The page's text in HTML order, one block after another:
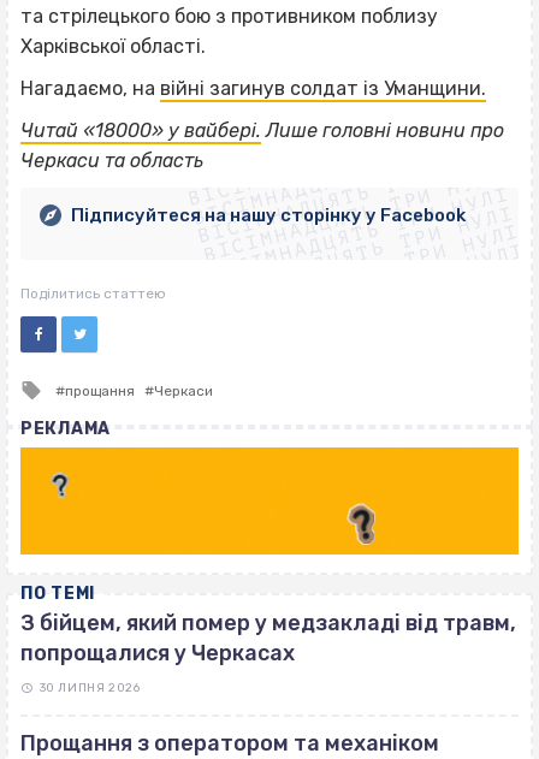
та стрілецького бою з противником поблизу
Харківської області.
Нагадаємо, на війні загинув солдат із Уманщини.
Читай «18000» у вайбері. Лише головні новини про
Черкаси та областьВІСІМНАДЦЯТЬ ТРИ НУЛІ
ВІСІМНАДЦЯТЬ ТРИ НУЛІ
ВІСІМНАДЦЯТЬ ТРИ НУЛІ
ВІСІМНАДЦЯТЬ ТРИ НУЛІ
ВІСІМНАДЦЯТЬ ТРИ НУЛІ
ВІСІМНАДЦЯТЬ ТРИ НУЛІ
ВІСІМНАДЦЯТЬ ТРИ НУЛІ
ВІСІМНАДЦЯТЬ ТРИ НУЛІ
Підписуйтеся на нашу сторінку у Facebook
Поділитись статтею
Tagged
прощання Черкаси
РЕКЛАМА
ПО ТЕМІ
З бійцем, який помер у медзакладі від травм,
попрощалися у Черкасах
30 ЛИПНЯ 2026
Прощання з оператором та механіком